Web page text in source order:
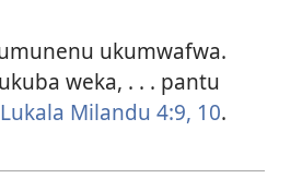
ukumwafwa.
weka, . . . pantu
Lukala Milandu 4:9, 10.